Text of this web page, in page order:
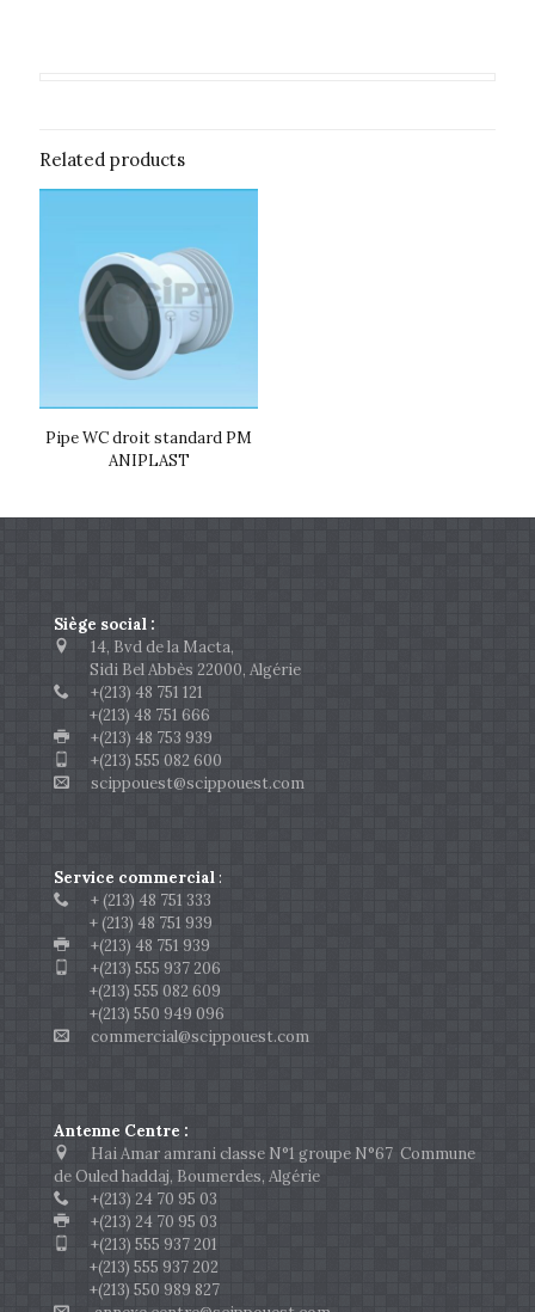
Related products
Pipe WC droit standard PM
ANIPLAST
Siège social :
14, Bvd de la Macta,
Sidi Bel Abbès 22000, Algérie
+(213) 48 751 121
+(213) 48 751 666
+(213) 48 753 939
+(213) 555 082 600
scippouest@scippouest.com
Service commercial:
+ (213) 48 751 333
+ (213) 48 751 939
+(213) 48 751 939
+(213) 555 937 206
+(213) 555 082 609
+(213) 550 949 096
commercial@scippouest.com
Antenne Centre :
Hai Amar amrani classe N°1 groupe N°67 Commune
de Ouled haddaj, Boumerdes, Algérie
+(213) 24 70 95 03
+(213) 24 70 95 03
+(213) 555 937 201
+(213) 555 937 202
+(213) 550 989 827